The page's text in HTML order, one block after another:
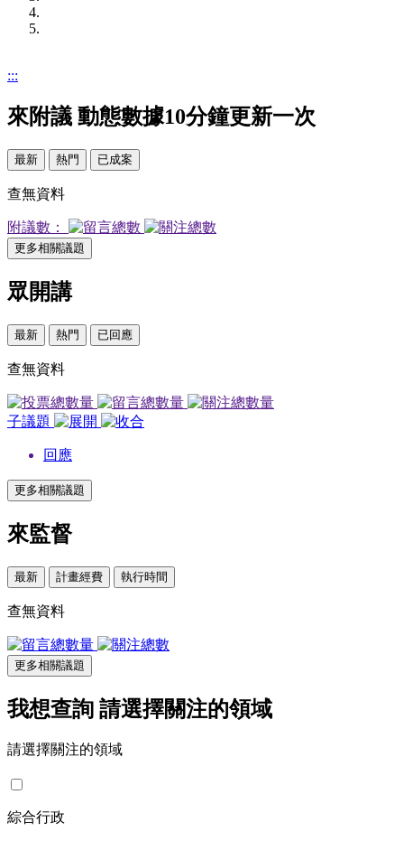
:::
來附議 動態數據10分鐘更新一次
最新 熱門 已成案
查無資料
附議數：
更多相關議題
眾開講
最新 熱門 已回應
查無資料
子議題
回應
更多相關議題
來監督
最新 計畫經費 執行時間
查無資料
更多相關議題
我想查詢 請選擇關注的領域
請選擇關注的領域
綜合行政